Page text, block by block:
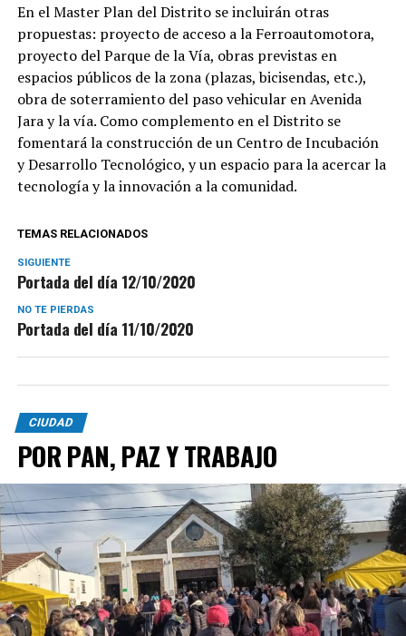
En el Master Plan del Distrito se incluirán otras
propuestas: proyecto de acceso a la Ferroautomotora,
proyecto del Parque de la Vía, obras previstas en
espacios públicos de la zona (plazas, bicisendas, etc.),
obra de soterramiento del paso vehicular en Avenida
Jara y la vía. Como complemento en el Distrito se
fomentará la construcción de un Centro de Incubación
y Desarrollo Tecnológico, y un espacio para la acercar la
tecnología y la innovación a la comunidad.
TEMAS RELACIONADOS
SIGUIENTE
Portada del día 12/10/2020
NO TE PIERDAS
Portada del día 11/10/2020
CIUDAD
POR PAN, PAZ Y TRABAJO